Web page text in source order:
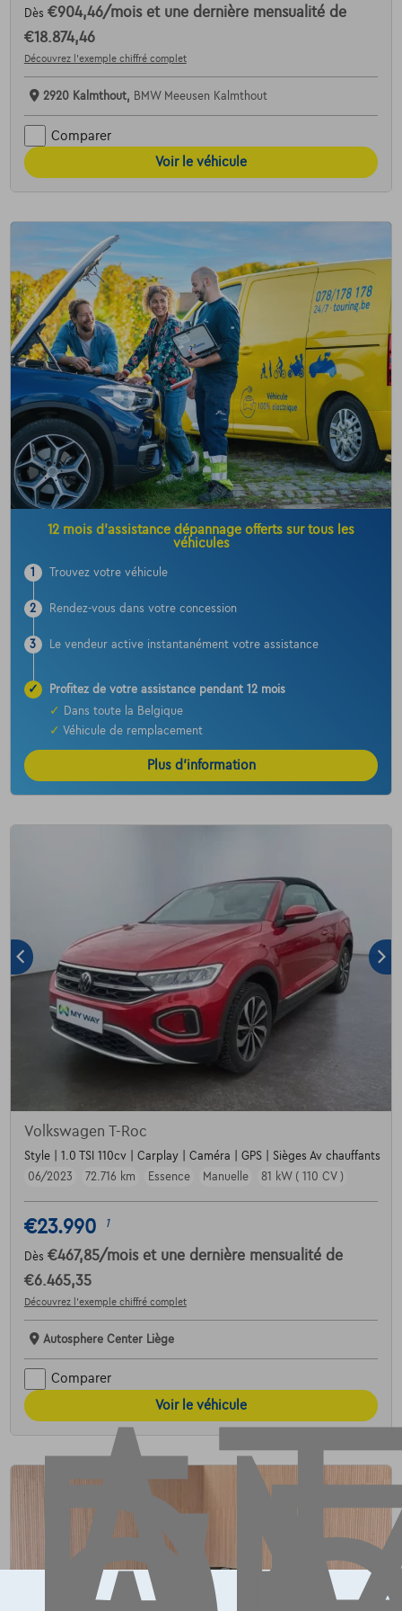
Dès €904,46/mois et une dernière mensualité de
€18.874,46
Découvrez l’exemple chiffré complet
2920 Kalmthout, BMW Meeusen Kalmthout
Comparer
Voir le véhicule
12 mois d’assistance dépannage offerts sur tous les
véhicules
1 Trouvez votre véhicule
2 Rendez-vous dans votre concession
3 Le vendeur active instantanément votre assistance
✓
Profitez de votre assistance pendant 12 mois
✓
Dans toute la Belgique
✓ Véhicule de remplacement
Plus d’information
Volkswagen T-Roc
Style | 1.0 TSI 110cv | Carplay | Caméra | GPS | Sièges Av chauffants
06/2023
72.716 km Essence Manuelle 81 kW ( 110 CV )
€23.990 1
Dès €467,85/mois et une dernière mensualité de
€6.465,35
Découvrez l’exemple chiffré complet
Autosphere Center Liège
Comparer
Voir le véhicule